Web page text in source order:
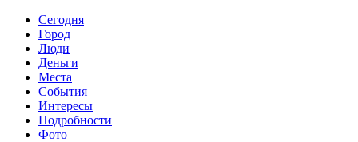
Cегодня
Город
Люди
Деньги
Места
События
Интересы
Подробности
Фото